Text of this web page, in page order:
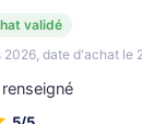
validé
2026, date d'achat le